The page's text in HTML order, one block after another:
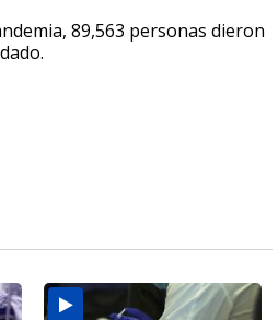
89,563 personas dieron